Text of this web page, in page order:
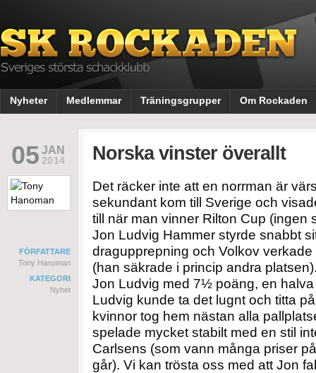
Nyheter Medlemmar Träningsgrupper Om Rockaden
05 JAN
2014
FÖRFATTARE
Tony Hanoman
KATEGORI
Nyhet
Norska vinster överallt
Det räcker inte att en norrman är
sekundant kom till Sverige och
till när man vinner Rilton Cup (ingen
Jon Ludvig Hammer styrde snabbt
dragupprepning och Volkov
(han säkrade i princip andra
Jon Ludvig med 7½ poäng, en
Ludvig kunde ta det lugnt och titta
kvinnor tog hem nästan alla
spelade mycket stabilt med en stil
Carlsens (som vann många priser
går). Vi kan trösta oss med att Jon